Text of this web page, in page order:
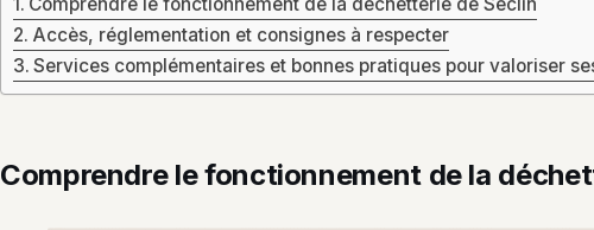
Accès, réglementation et consignes à respecter
Services complémentaires et bonnes pratiques pour valoriser
Comprendre le fonctionnement de la